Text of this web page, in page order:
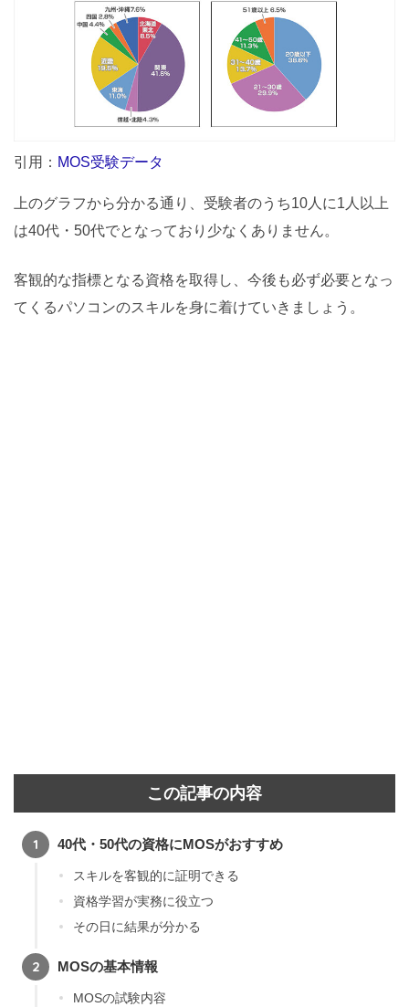
引用： MOS受験データ
上のグラフから分かる通り、受験者のうち10人に1人以上
は40代・50代でとなっており少なくありません。
客観的な指標となる資格を取得し、今後も必ず必要となっ
てくるパソコンのスキルを身に着けていきましょう。
この記事の内容
40代・50代の資格にMOSがおすすめ
スキルを客観的に証明できる
資格学習が実務に役立つ
その日に結果が分かる
MOSの基本情報
MOSの試験内容